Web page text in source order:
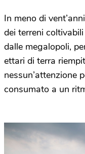
In meno di
dei terreni
dalle megalopoli,
ettari di terra
nessun’attenzione
consumato a un